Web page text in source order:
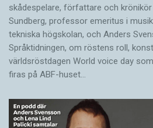
skådespelare, författare och
Sundberg, professor emeritus i
tekniska högskolan, och Anders
Språktidningen, om röstens roll,
världsröstdagen World voice day
firas på ABF-huset…